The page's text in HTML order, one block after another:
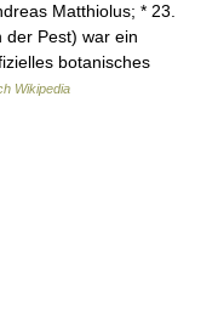
Matthiolus; * 23.
der Pest) war ein
botanisches
Wikipedia